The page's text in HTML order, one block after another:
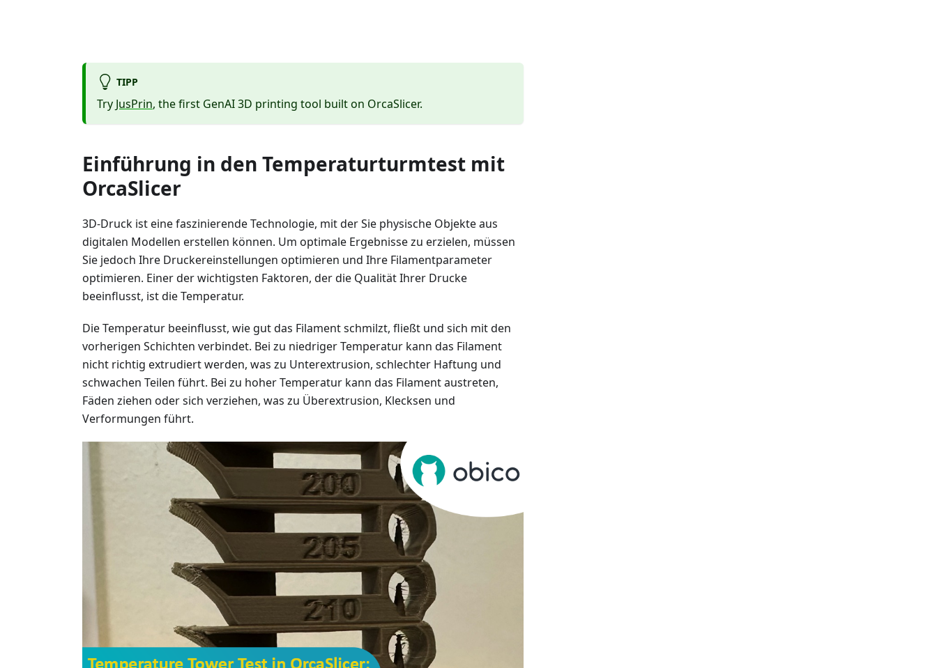
TIPP
Try JusPrin, the first GenAI 3D printing tool built on OrcaSlicer.
Einführung in den Temperaturturmtest mit
OrcaSlicer
3D-Druck ist eine faszinierende Technologie, mit der Sie physische Objekte aus
digitalen Modellen erstellen können. Um optimale Ergebnisse zu erzielen, müssen
Sie jedoch Ihre Druckereinstellungen optimieren und Ihre Filamentparameter
optimieren. Einer der wichtigsten Faktoren, der die Qualität Ihrer Drucke
beeinflusst, ist die Temperatur.
Die Temperatur beeinflusst, wie gut das Filament schmilzt, fließt und sich mit den
vorherigen Schichten verbindet. Bei zu niedriger Temperatur kann das Filament
nicht richtig extrudiert werden, was zu Unterextrusion, schlechter Haftung und
schwachen Teilen führt. Bei zu hoher Temperatur kann das Filament austreten,
Fäden ziehen oder sich verziehen, was zu Überextrusion, Klecksen und
Verformungen führt.